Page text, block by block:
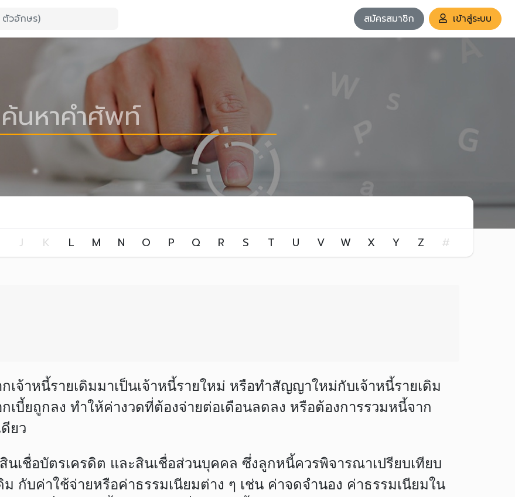
สมัครสมาชิก เข้าสู่ระบบ
J K L M N O P Q R S T U V W X Y Z #
เจ้าหนี้รายเดิมมาเป็นเจ้าหนี้รายใหม่ หรือทำสัญญาใหม่กับเจ้าหนี้รายเดิม
เบี้ยถูกลง ทำให้ค่างวดที่ต้องจ่ายต่อเดือนลดลง หรือต้องการรวมหนี้จาก
ยว
เชื่อบัตรเครดิต และสินเชื่อส่วนบุคคล ซึ่งลูกหนี้ควรพิจารณาเปรียบเทียบ
ม กับค่าใช้จ่ายหรือค่าธรรมเนียมต่าง ๆ เช่น ค่าจดจำนอง ค่าธรรมเนียมใน